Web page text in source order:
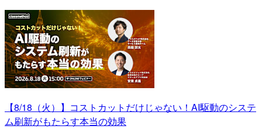
【8/18（火）】コストカットだけじゃない！AI駆動のシステ
ム刷新がもたらす本当の効果